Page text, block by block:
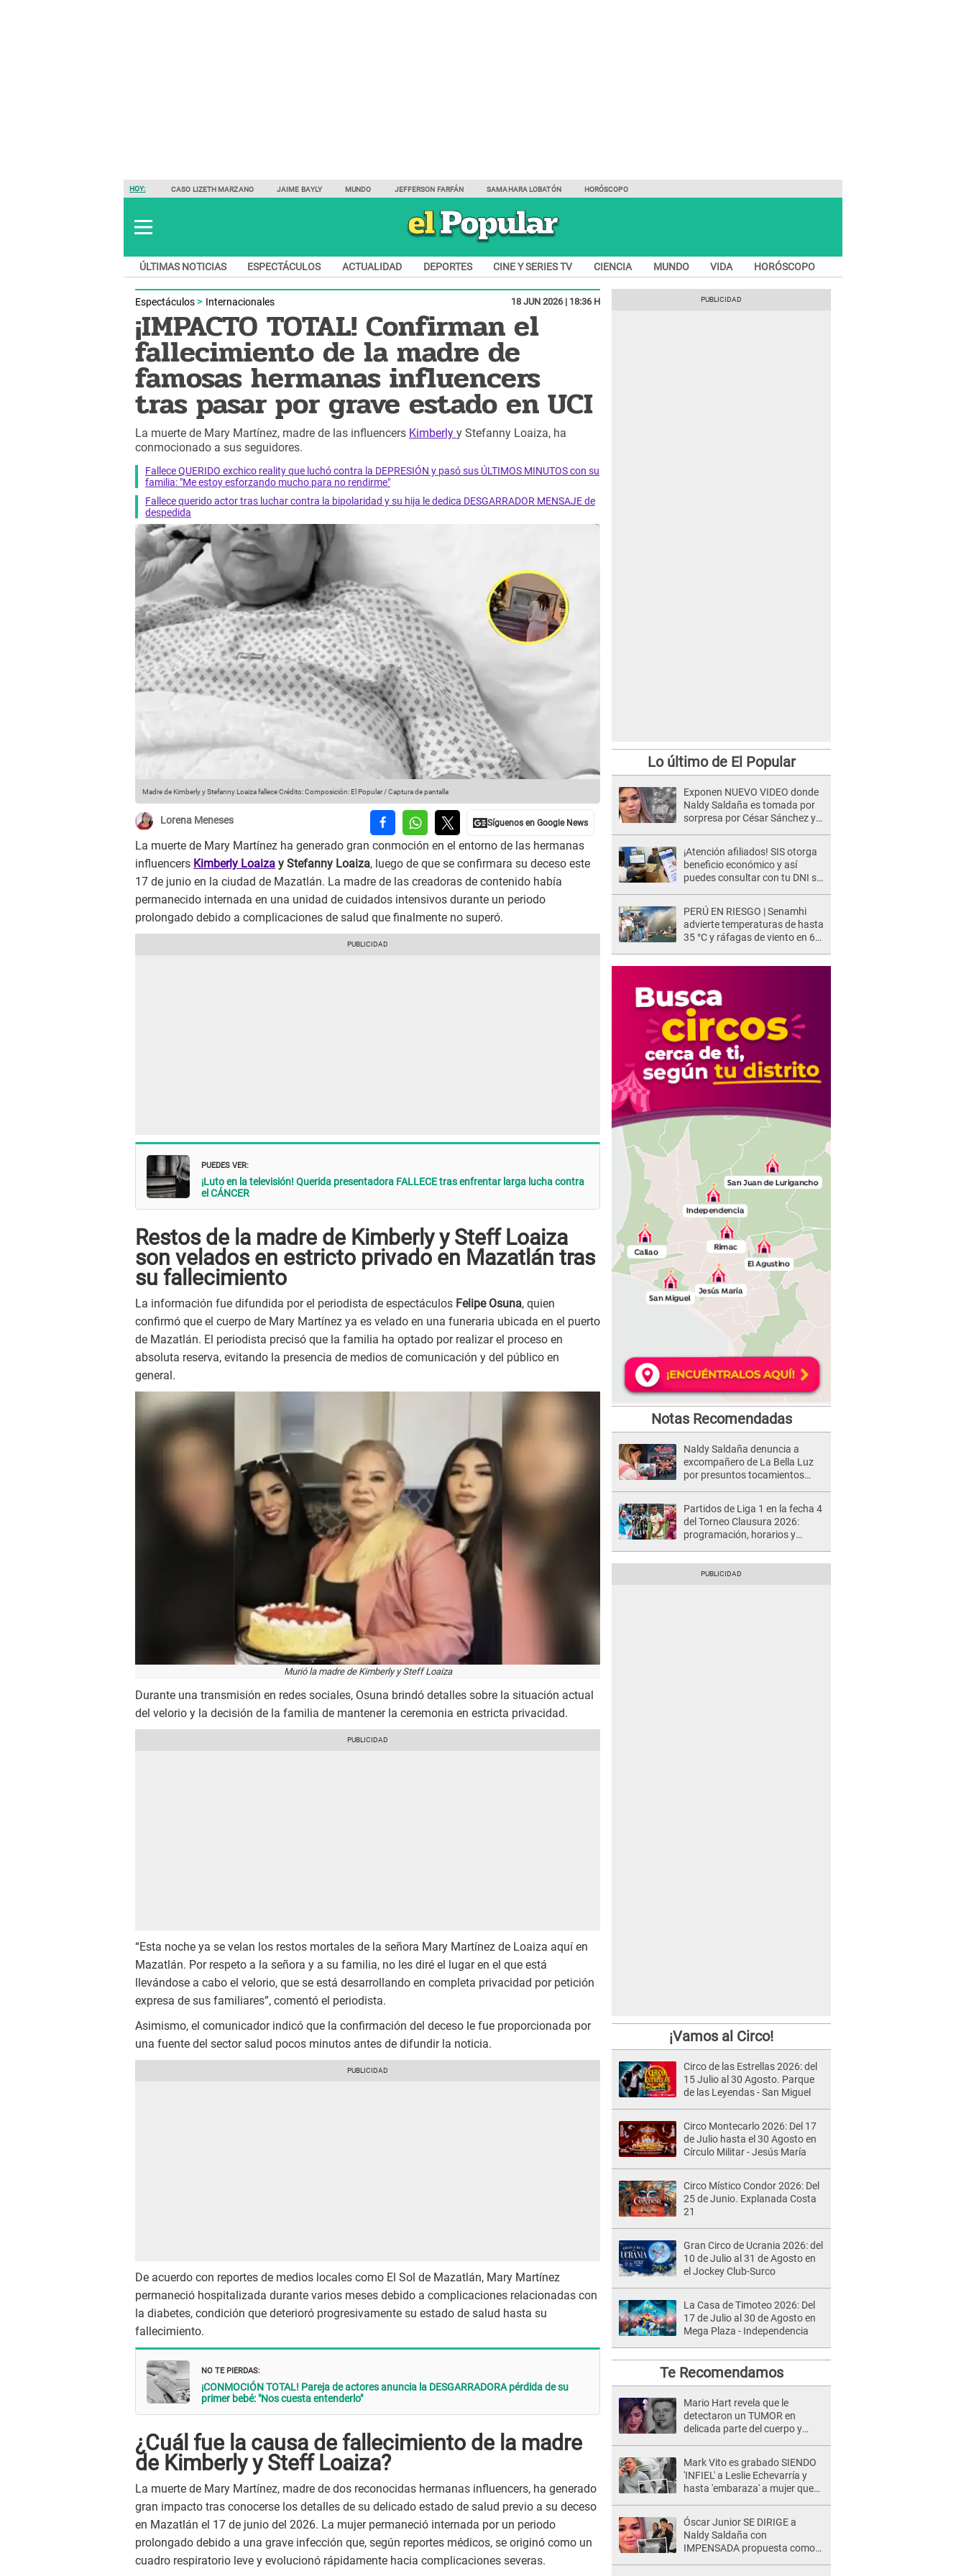
HOY: CASO LIZETH MARZANO JAIME BAYLY MUNDO JEFFERSON FARFÁN SAMAHARA LOBATÓN HORÓSCOPO
ÚLTIMAS NOTICIAS ESPECTÁCULOS ACTUALIDAD DEPORTES CINE Y SERIES TV CIENCIA MUNDO VIDA HORÓSCOPO
Espectáculos Internacionales 18 JUN 2026 | 18:36 H
¡IMPACTO TOTAL! Confirman el
fallecimiento de la madre de
famosas hermanas influencers
tras pasar por grave estado en UCI
La muerte de Mary Martínez, madre de las influencers Kimberly y Stefanny Loaiza, ha
conmocionado a sus seguidores.
Fallece QUERIDO exchico reality que luchó contra la DEPRESIÓN y pasó sus ÚLTIMOS MINUTOS con su
familia: "Me estoy esforzando mucho para no rendirme"
Fallece querido actor tras luchar contra la bipolaridad y su hija le dedica DESGARRADOR MENSAJE de
despedida
Madre de Kimberly y Stefanny Loaiza falleceCrédito: Composición: El Popular / Captura de pantalla
Lorena Meneses
La muerte de Mary Martínez ha generado gran conmoción en el entorno de las hermanas
influencers Kimberly Loaiza y Stefanny Loaiza, luego de que se confirmara su deceso este
17 de junio en la ciudad de Mazatlán. La madre de las creadoras de contenido había
permanecido internada en una unidad de cuidados intensivos durante un periodo
prolongado debido a complicaciones de salud que finalmente no superó.
PUEDES VER:
¡Luto en la televisión! Querida presentadora FALLECE tras enfrentar larga lucha contra
el CÁNCER
Restos de la madre de Kimberly y Steff Loaiza
son velados en estricto privado en Mazatlán tras
su fallecimiento
La información fue difundida por el periodista de espectáculos Felipe Osuna, quien
confirmó que el cuerpo de Mary Martínez ya es velado en una funeraria ubicada en el puerto
de Mazatlán. El periodista precisó que la familia ha optado por realizar el proceso en
absoluta reserva, evitando la presencia de medios de comunicación y del público en
general.
Murió la madre de Kimberly y Steff Loaiza
Durante una transmisión en redes sociales, Osuna brindó detalles sobre la situación actual
del velorio y la decisión de la familia de mantener la ceremonia en estricta privacidad.
“Esta noche ya se velan los restos mortales de la señora Mary Martínez de Loaiza aquí en
Mazatlán. Por respeto a la señora y a su familia, no les diré el lugar en el que está
llevándose a cabo el velorio, que se está desarrollando en completa privacidad por petición
expresa de sus familiares”, comentó el periodista.
Asimismo, el comunicador indicó que la confirmación del deceso le fue proporcionada por
una fuente del sector salud pocos minutos antes de difundir la noticia.
De acuerdo con reportes de medios locales como El Sol de Mazatlán, Mary Martínez
permaneció hospitalizada durante varios meses debido a complicaciones relacionadas con
la diabetes, condición que deterioró progresivamente su estado de salud hasta su
fallecimiento.
NO TE PIERDAS:
¡CONMOCIÓN TOTAL! Pareja de actores anuncia la DESGARRADORA pérdida de su
primer bebé: "Nos cuesta entenderlo"
¿Cuál fue la causa de fallecimiento de la madre
de Kimberly y Steff Loaiza?
La muerte de Mary Martínez, madre de dos reconocidas hermanas influencers, ha generado
gran impacto tras conocerse los detalles de su delicado estado de salud previo a su deceso
en Mazatlán el 17 de junio del 2026. La mujer permaneció internada por un periodo
prolongado debido a una grave infección que, según reportes médicos, se originó como un
cuadro respiratorio leve y evolucionó rápidamente hacia complicaciones severas.
Lo último de El Popular
Exponen NUEVO VIDEO donde
Naldy Saldaña es tomada por
sorpresa por César Sánchez y
¡Atención afiliados! SIS otorga
beneficio económico y así
puedes consultar con tu DNI si
PERÚ EN RIESGO | Senamhi
advierte temperaturas de hasta
35 °C y ráfagas de viento en 6
Notas Recomendadas
Naldy Saldaña denuncia a
excompañero de La Bella Luz
por presuntos tocamientos
Partidos de Liga 1 en la fecha 4
del Torneo Clausura 2026:
programación, horarios y
¡Vamos al Circo!
Circo de las Estrellas 2026: del
15 Julio al 30 Agosto. Parque
de las Leyendas - San Miguel
Circo Montecarlo 2026: Del 17
de Julio hasta el 30 Agosto en
Círculo Militar - Jesús María
Circo Místico Condor 2026: Del
25 de Junio. Explanada Costa
21
Gran Circo de Ucrania 2026: del
10 de Julio al 31 de Agosto en
el Jockey Club-Surco
La Casa de Timoteo 2026: Del
17 de Julio al 30 de Agosto en
Mega Plaza - Independencia
Te Recomendamos
Mario Hart revela que le
detectaron un TUMOR en
delicada parte del cuerpo y
Mark Vito es grabado SIENDO
'INFIEL' a Leslie Echevarría y
hasta 'embaraza' a mujer que
desgraciado! "
Óscar Junior SE DIRIGE a
Naldy Saldaña con
IMPENSADA propuesta como